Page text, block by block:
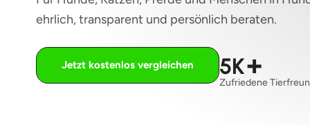
ehrlich, transparent und persönlich beraten.
Jetzt kostenlos vergleichen 5K+
Zufriedene